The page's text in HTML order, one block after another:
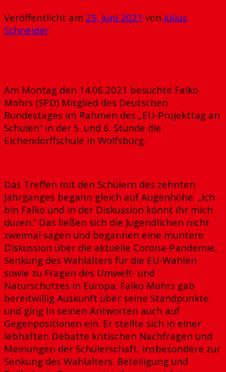
Veröffentlicht am 25. Juni 2021 von Julius
Schneider
Am Montag den 14.06.2021 besuchte Falko
Mohrs (SPD) Mitglied des Deutschen
Bundestages im Rahmen des „EU-Projekttag an
Schulen“ in der 5. und 6. Stunde die
Eichendorffschule in Wolfsburg.
Das Treffen mit den Schülern des zehnten
Jahrganges begann gleich auf Augenhöhe. „Ich
bin Falko und in der Diskussion könnt ihr mich
duzen.“ Das ließen sich die Jugendlichen nicht
zweimal sagen und begannen eine muntere
Diskussion über die aktuelle Corona-Pandemie,
Senkung des Wahlalters für die EU-Wahlen
sowie zu Fragen des Umwelt- und
Naturschutzes in Europa. Falko Mohrs gab
bereitwillig Auskunft über seine Standpunkte
und ging in seinen Antworten auch auf
Gegenpositionen ein. Er stellte sich in einer
lebhaften Debatte kritischen Nachfragen und
Meinungen der Schülerschaft, insbesondere zur
Senkung des Wahlalters. Beteiligung und